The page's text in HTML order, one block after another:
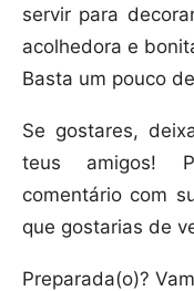
servir para
acolhedora e
Basta um pouco
Se gostares,
teus amigos!
comentário com
que gostarias de
Preparada(o)?